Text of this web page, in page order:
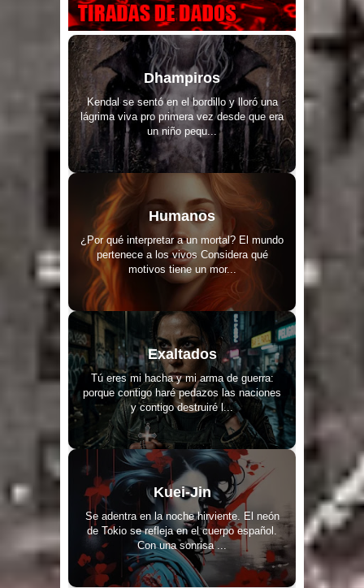
Dhampiros
Kendal se sentó en el bordillo y lloró una
lágrima viva pro primera vez desde que era
un niño pequ...
Humanos
¿Por qué interpretar a un mortal? El mundo
pertenece a los vivos Considera qué
motivos tiene un mor...
Exaltados
Tú eres mi hacha y mi arma de guerra:
porque contigo haré pedazos las naciones
y contigo destruiré l...
Kuei-Jin
Se adentra en la noche hirviente. El neón
de Tokio se refleja en el cuerpo español.
Con una sonrisa ...